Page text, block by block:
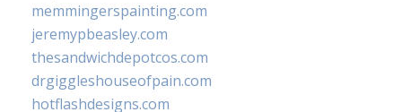
memmingerspainting.com
jeremypbeasley.com
thesandwichdepotcos.com
drgiggleshouseofpain.com
hotflashdesigns.com